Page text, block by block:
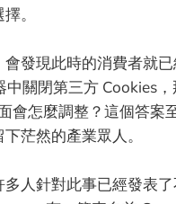
。
發現此時的消費者就
中關閉第三方 Cookies，
會怎麼調整？這個答案
茫然的產業眾人。
人針對此事已經發表了